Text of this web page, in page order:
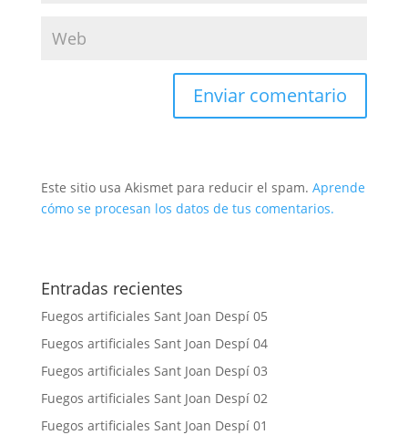
Este sitio usa Akismet para reducir el spam. Aprende
cómo se procesan los datos de tus comentarios.
Entradas recientes
Fuegos artificiales Sant Joan Despí 05
Fuegos artificiales Sant Joan Despí 04
Fuegos artificiales Sant Joan Despí 03
Fuegos artificiales Sant Joan Despí 02
Fuegos artificiales Sant Joan Despí 01